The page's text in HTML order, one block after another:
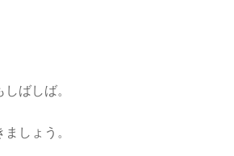
ばしば。
しょう。